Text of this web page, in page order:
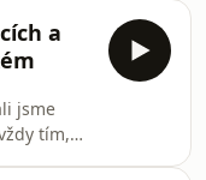
jsme,
a
a
jsme
tím,